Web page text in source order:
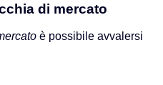
di mercato
è possibile avvalersi